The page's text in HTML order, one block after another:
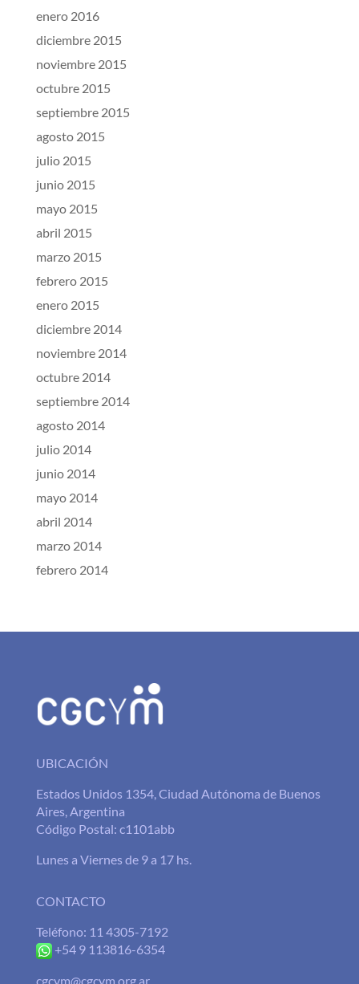
enero 2016
diciembre 2015
noviembre 2015
octubre 2015
septiembre 2015
agosto 2015
julio 2015
junio 2015
mayo 2015
abril 2015
marzo 2015
febrero 2015
enero 2015
diciembre 2014
noviembre 2014
octubre 2014
septiembre 2014
agosto 2014
julio 2014
junio 2014
mayo 2014
abril 2014
marzo 2014
febrero 2014
UBICACIÓN
Estados Unidos 1354, Ciudad Autónoma de Buenos
Aires, Argentina
Código Postal: c1101abb
Lunes a Viernes de 9 a 17 hs.
CONTACTO
Teléfono: 11 4305-7192
+54 9 113816-6354
cgcym@cgcym.org.ar